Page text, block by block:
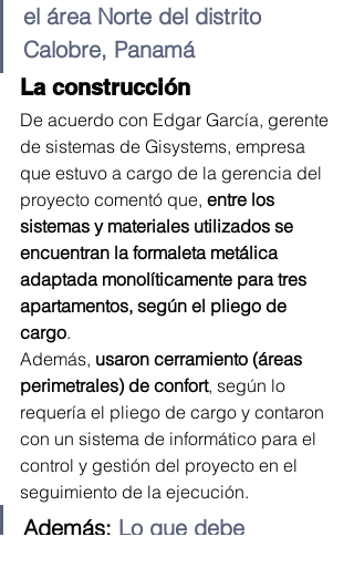
el área Norte del distrito
Calobre, Panamá
La construcción
De acuerdo con Edgar García, gerente
de sistemas de Gisystems, empresa
que estuvo a cargo de la gerencia del
proyecto comentó que, entre los
sistemas y materiales utilizados se
encuentran la formaleta metálica
adaptada monolíticamente para tres
apartamentos, según el pliego de
cargo.
Además, usaron cerramiento (áreas
perimetrales) de confort, según lo
requería el pliego de cargo y contaron
con un sistema de informático para el
control y gestión del proyecto en el
seguimiento de la ejecución.
Además: Lo que debe